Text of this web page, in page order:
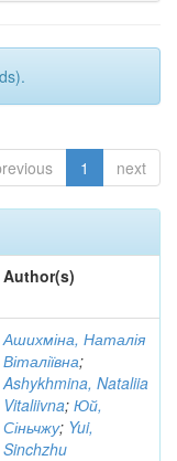
1 next
Author(s)
Ашихміна, Наталія
Віталіївна;
Ashykhmina, Nataliia
Vitaliivna; Юй,
Сіньчжу; Yui,
Sinchzhu